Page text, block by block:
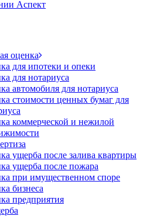
Аспект
оценка
для ипотеки и опеки
для нотариуса
автомобиля для нотариуса
стоимости ценных бумаг для
коммерческой и нежилой
ущерба после залива квартиры
ущерба после пожара
при имущественном споре
бизнеса
предприятия